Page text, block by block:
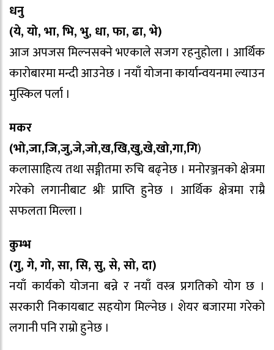
धनु
(ये, यो, भा, भि, भु, धा, फा, ढा, भे)
आज अपजस मिल्नसक्ने भएकाले सजग रहनुहोला । आर्थिक
कारोबारमा मन्दी आउनेछ । नयाँ योजना कार्यान्वयनमा ल्याउन
मुस्किल पर्ला ।
मकर
(भो,जा,जि,जु,जे,जो,ख,खि,खु,खे,खो,गा,गि)
कलासाहित्य तथा सङ्गीतमा रुचि बढ्नेछ । मनोरञ्जनको क्षेत्रमा
गरेको लगानीबाट श्रीः प्राप्ति हुनेछ । आर्थिक क्षेत्रमा राम्रै
सफलता मिल्ला ।
कुम्भ
(गु, गे, गो, सा, सि, सु, से, सो, दा)
नयाँ कार्यको योजना बन्ने र नयाँ वस्त्र प्रगतिको योग छ ।
सरकारी निकायबाट सहयोग मिल्नेछ । शेयर बजारमा गरेको
लगानी पनि राम्रो हुनेछ ।